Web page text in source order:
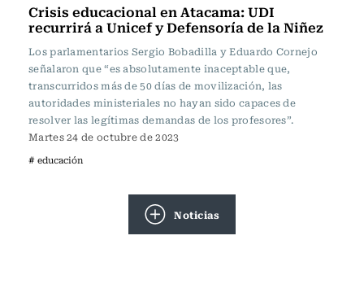
Crisis educacional en Atacama: UDI
recurrirá a Unicef y Defensoría de la Niñez
Los parlamentarios Sergio Bobadilla y Eduardo Cornejo
señalaron que “es absolutamente inaceptable que,
transcurridos más de 50 días de movilización, las
autoridades ministeriales no hayan sido capaces de
resolver las legítimas demandas de los profesores”.
Martes 24 de octubre de 2023
# educación
Noticias